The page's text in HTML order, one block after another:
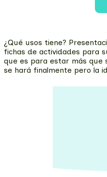
¿Qué usos tiene?
fichas de actividades para
que es para estar más que
se hará finalmente pero la